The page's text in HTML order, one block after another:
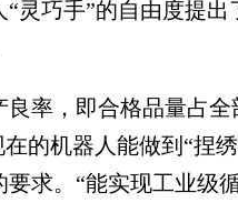
灵巧手”的自由度提
，即合格品量占全
的机器人能做到“捏
求。“能实现工业级